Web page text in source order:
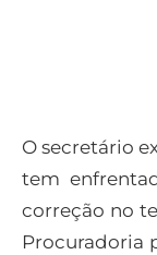
O secretário
tem
correção no
Procuradoria